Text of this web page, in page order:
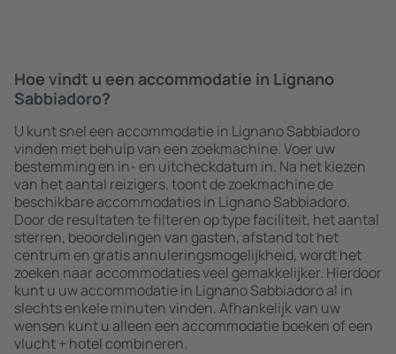
Hoe vindt u een accommodatie in Lignano
Sabbiadoro?
U kunt snel een accommodatie in Lignano Sabbiadoro
vinden met behulp van een zoekmachine. Voer uw
bestemming en in- en uitcheckdatum in. Na het kiezen
van het aantal reizigers, toont de zoekmachine de
beschikbare accommodaties in Lignano Sabbiadoro.
Door de resultaten te filteren op type faciliteit, het aantal
sterren, beoordelingen van gasten, afstand tot het
centrum en gratis annuleringsmogelijkheid, wordt het
zoeken naar accommodaties veel gemakkelijker. Hierdoor
kunt u uw accommodatie in Lignano Sabbiadoro al in
slechts enkele minuten vinden. Afhankelijk van uw
wensen kunt u alleen een accommodatie boeken of een
vlucht + hotel combineren.